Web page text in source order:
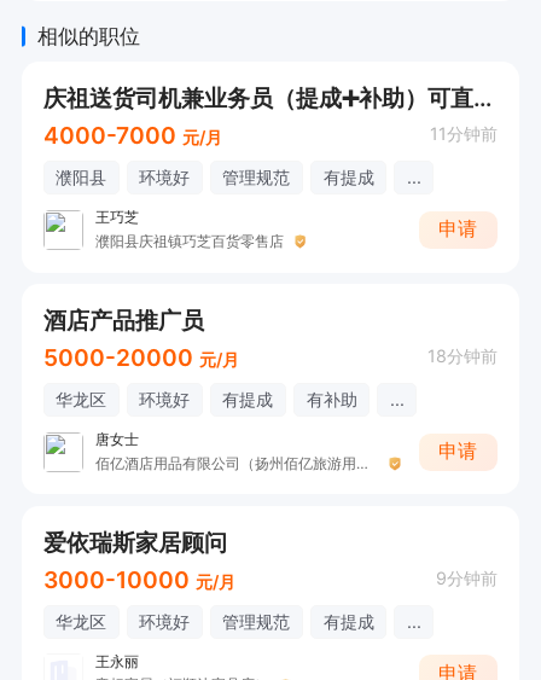
相似的职位
庆祖送货司机兼业务员（提成➕补助）可直接打电话招长期工
4000-7000 元/月 11分钟前
濮阳县 环境好 管理规范 有提成 ...
王巧芝
濮阳县庆祖镇巧芝百货零售店
申请
酒店产品推广员
5000-20000 元/月 18分钟前
华龙区 环境好 有提成 有补助 ...
唐女士
佰亿酒店用品有限公司（扬州佰亿旅游用品有限公司河南濮阳分公司）
申请
爱依瑞斯家居顾问
3000-10000 元/月 9分钟前
华龙区 环境好 管理规范 有提成 ...
王永丽
申请